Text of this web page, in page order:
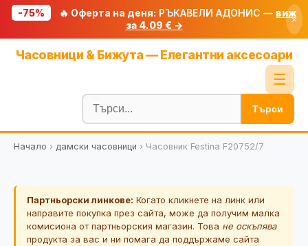
-75% 🔥 Оферта на деня: РЪКАВЕЛИ АДОНИС — виж
за 4.09 € →
×
Часовници & Бижута — Елегантни аксесоари
☰
Блог
🧮 Калкулатори
🔍 Намери продукт
🎟️ Купони
Търси
Начало › дамски часовници › Часовник Festina F20752/7
Партньорски линкове: Когато кликнете на линк или
направите покупка през сайта, може да получим малка
комисиона от партньорския магазин. Това не оскъпява
продукта за вас и ни помага да поддържаме сайта